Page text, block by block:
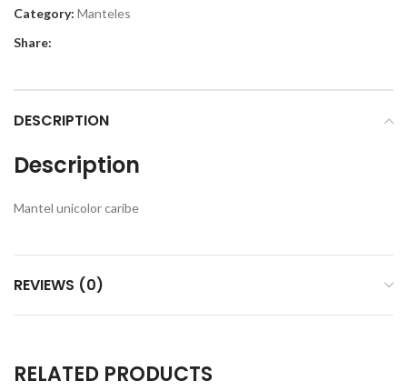
Category: Manteles
Share:
DESCRIPTION
Description
Mantel unicolor caribe
REVIEWS (0)
RELATED PRODUCTS